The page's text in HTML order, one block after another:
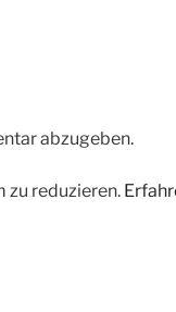
abzugeben.
zu reduzieren.